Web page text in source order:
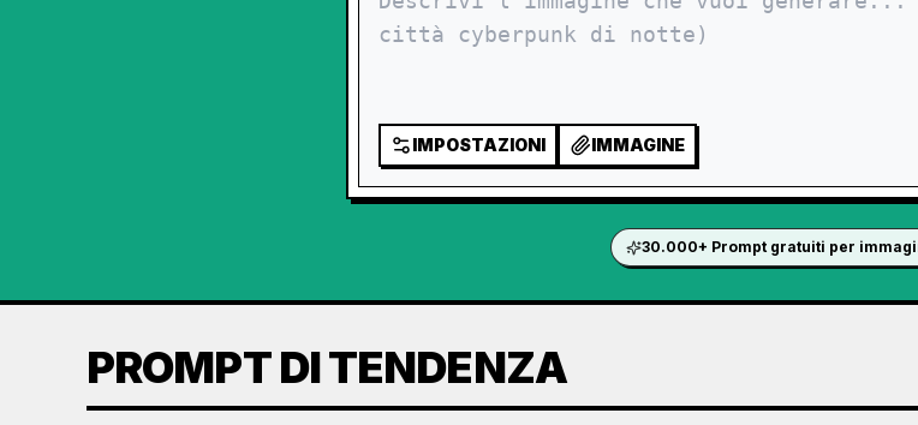
IMPOSTAZIONI IMMAGINE
30.000+ Prompt gratuiti per
PROMPT DI TENDENZA